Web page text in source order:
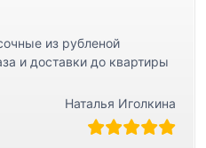
из рубленой
и доставки до квартиры
Наталья Иголкина